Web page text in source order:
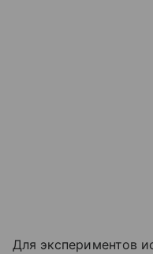
Для экспериментов